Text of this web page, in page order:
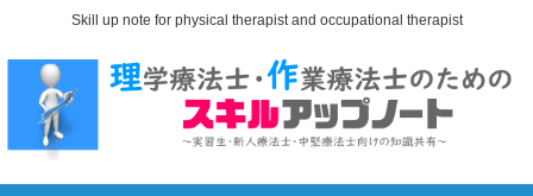
Skill up note for physical therapist and occupational therapist